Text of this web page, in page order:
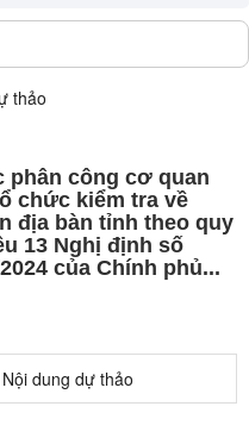
thảo
phân công cơ quan
chức kiểm tra về
địa bàn tỉnh theo quy
13 Nghị định số
của Chính phủ...
Nội dung dự thảo